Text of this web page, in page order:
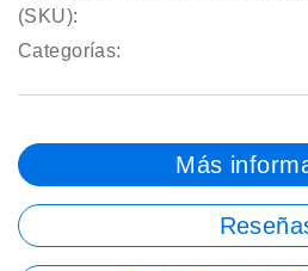
(SKU):
Categorías:
Más